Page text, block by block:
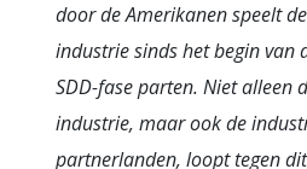
door de Amerikanen speelt
industrie sinds het begin van
SDD-fase parten. Niet alleen
industrie, maar ook de
partnerlanden, loopt tegen